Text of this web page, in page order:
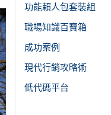
功能賴人包套裝組
職場知識百寶箱
成功案例
現代行銷攻略術
低代碼平台